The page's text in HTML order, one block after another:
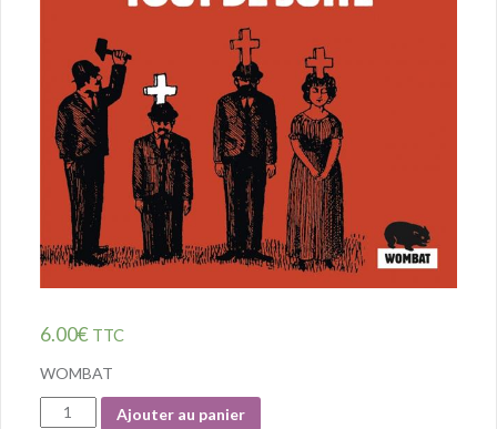
6.00€ TTC
WOMBAT
Quantité
Ajouter au panier